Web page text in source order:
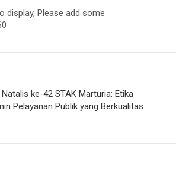
display, Please add some
ke-42 STAK Marturia: Etika
Pelayanan Publik yang Berkualitas